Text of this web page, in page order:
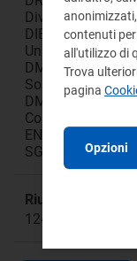
Divulgazione e
DIEU Direzione
Unbundling
DMEA Direzione
Sostenibilità
DMRT Direzione
Consumatori di
ENERGIA
SGE Segretariato
Riunione:
1246a
contenuti
all'utilizzo di
Trova
pagina
Opzioni